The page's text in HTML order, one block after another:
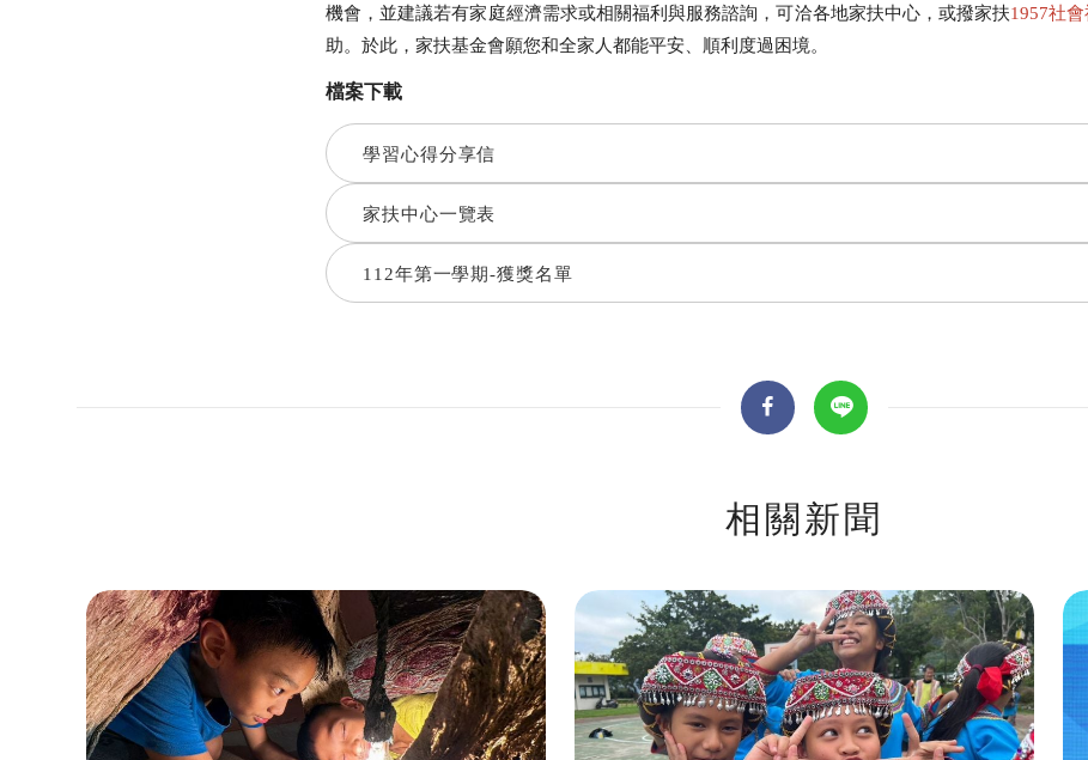
全文檢索
機會，並建議若有家庭經濟需求或相關福利與服務諮詢，可洽各地家扶中心，或撥家扶1957社
助。於此，家扶基金會願您和全家人都能平安、順利度過困境。
檔案下載
學習心得分享信
家扶中心一覽表
112年第一學期-獲獎名單
相關新聞